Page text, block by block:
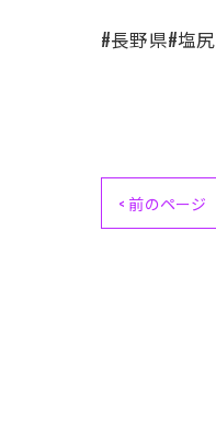
#長野県#塩
< 前のページ